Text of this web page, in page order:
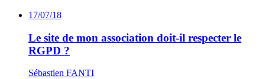
17/07/18
Le site de mon association doit-il respecter le
RGPD ?
Sébastien FANTI